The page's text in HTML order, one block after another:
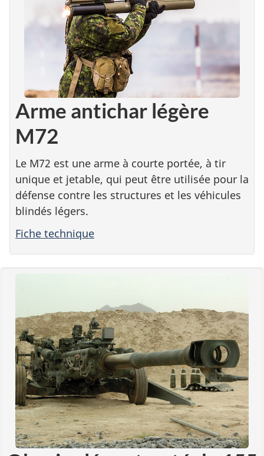
Arme antichar légère
M72
Le M72 est une arme à courte portée, à tir
unique et jetable, qui peut être utilisée pour la
défense contre les structures et les véhicules
blindés légers.
Fiche technique